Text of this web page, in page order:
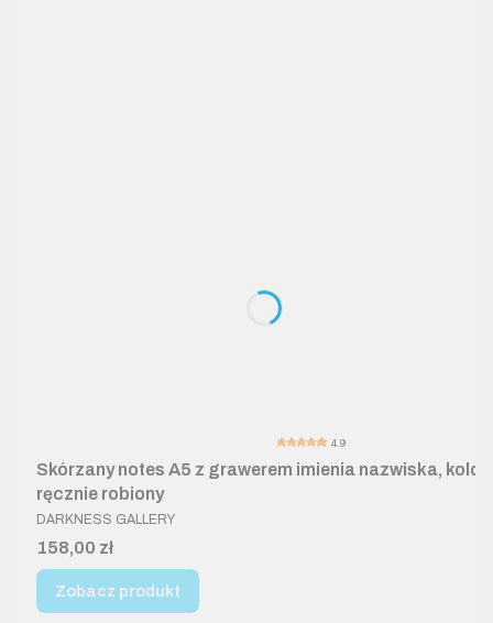
4.9
Skórzany notes A5 z grawerem imienia nazwiska, kolor
ręcznie robiony
PRODUCENT
DARKNESS GALLERY
Cena
158,00 zł
Zobacz produkt